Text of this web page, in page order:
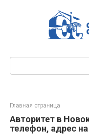
Главная страница
Авторитет в
телефон, адрес